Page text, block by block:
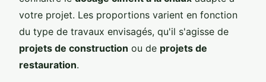
votre projet. Les proportions varient en fonction
du type de travaux envisagés, qu'il s'agisse de
projets de construction ou de projets de
restauration.